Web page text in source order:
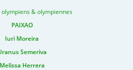
olympiens & olympiennes
PAIXAO
Iuri Moreira
Semeriva
Melissa Herrera